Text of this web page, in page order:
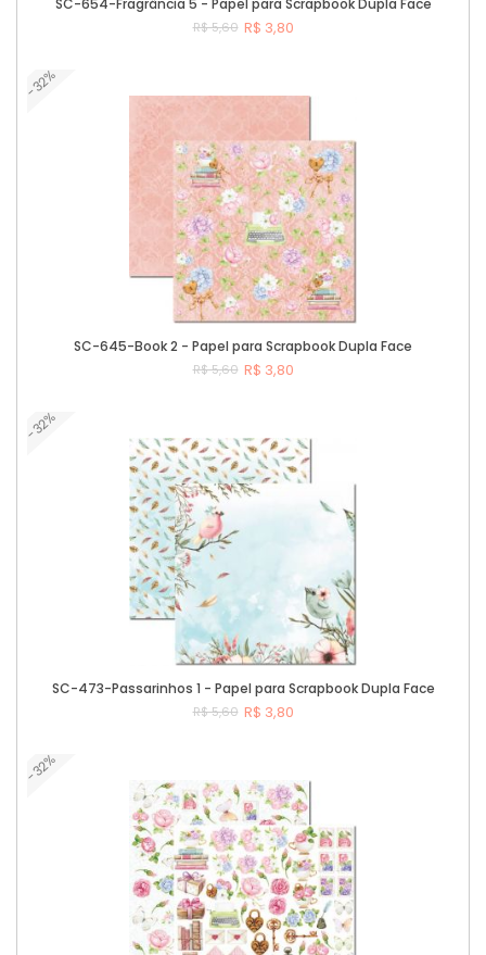
R$ 5,60 R$ 3,80
-32%
SC-645-Book 2 - Papel para Scrapbook Dupla Face
R$ 5,60 R$ 3,80
-32%
SC-473-Passarinhos 1 - Papel para Scrapbook Dupla Face
R$ 5,60 R$ 3,80
-32%